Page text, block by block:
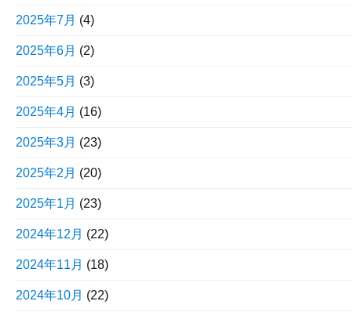
2025年7月 (4)
2025年6月 (2)
2025年5月 (3)
2025年4月 (16)
2025年3月 (23)
2025年2月 (20)
2025年1月 (23)
2024年12月 (22)
2024年11月 (18)
2024年10月 (22)